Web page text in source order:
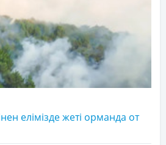
елімізде жеті орманда от